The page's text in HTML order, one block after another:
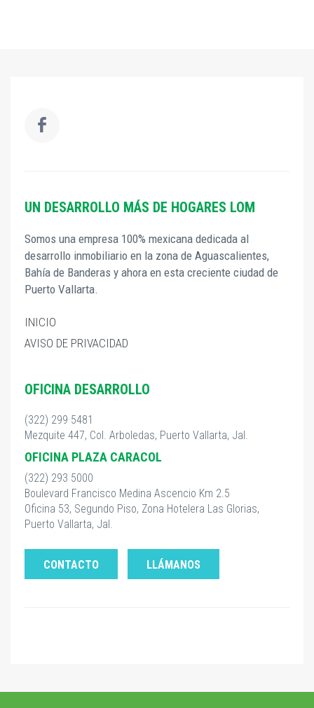
UN DESARROLLO MÁS DE HOGARES LOM
Somos una empresa 100% mexicana dedicada al
desarrollo inmobiliario en la zona de Aguascalientes,
Bahía de Banderas y ahora en esta creciente ciudad de
Puerto Vallarta.
INICIO
AVISO DE PRIVACIDAD
OFICINA DESARROLLO
(322) 299 5481
Mezquite 447, Col. Arboledas, Puerto Vallarta, Jal.
OFICINA PLAZA CARACOL
(322) 293 5000
Boulevard Francisco Medina Ascencio Km 2.5
Oficina 53, Segundo Piso, Zona Hotelera Las Glorias,
Puerto Vallarta, Jal.
CONTACTO LLÁMANOS